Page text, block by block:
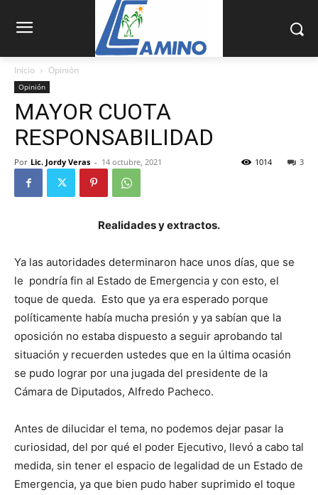
Inicio Opinión
Opinión
MAYOR CUOTA
RESPONSABILIDAD
Por Lic. Jordy Veras - 14 octubre, 2021 3
1014
Realidades y extractos.
Ya las autoridades determinaron hace unos días, que se
le pondría fin al Estado de Emergencia y con esto, el
toque de queda. Esto que ya era esperado porque
políticamente había mucha presión y ya sabían que la
oposición no estaba dispuesto a seguir aprobando tal
situación y recuerden ustedes que en la última ocasión
se pudo lograr por una jugada del presidente de la
Cámara de Diputados, Alfredo Pacheco.
Antes de dilucidar el tema, no podemos dejar pasar la
curiosidad, del por qué el poder Ejecutivo, llevó a cabo tal
medida, sin tener el espacio de legalidad de un Estado de
Emergencia, ya que bien pudo haber suprimido el toque